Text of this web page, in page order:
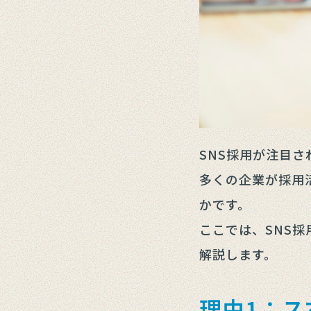
SNS採用が注目さ
多くの企業が採用
かです。
ここでは、SNS
解説します。